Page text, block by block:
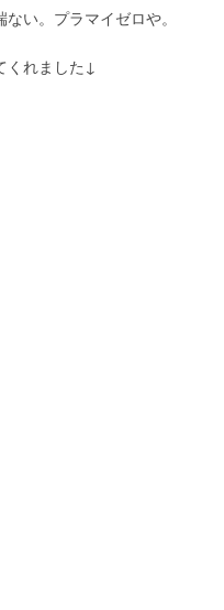
い。プラマイゼロや。
くれました↓